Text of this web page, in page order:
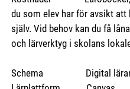
du som elev har för avsikt att
själv. Vid behov kan du få
och lärverktyg i skolans
Schema Digital